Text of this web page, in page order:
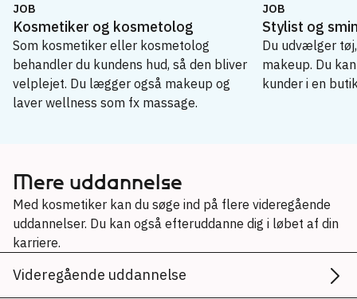
JOB
Kosmetiker og kosmetolog
Som kosmetiker eller kosmetolog
behandler du kundens hud, så den bliver
velplejet. Du lægger også makeup og
laver wellness som fx massage.
JOB
Stylist og
Du udvælger
makeup. Du
kunder i en
Stylist og sminkør
Mere uddannelse
Med kosmetiker kan du søge ind på flere videregående
uddannelser. Du kan også efteruddanne dig i løbet af din
karriere.
Videregående uddannelse